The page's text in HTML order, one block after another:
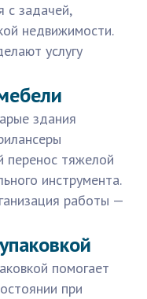
с задачей,
недвижимости.
услугу
здания
перенос тяжелой
инструмента.
работы —
помогает
при